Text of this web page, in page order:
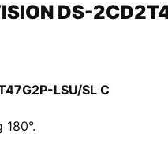
DS-
LSU/SL C